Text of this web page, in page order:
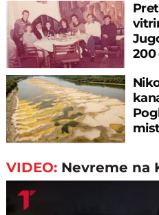
200
VIDEO: Nevreme na